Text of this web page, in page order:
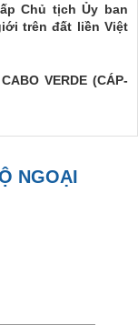
Chủ tịch Ủy ban
trên đất liền Việt
VERDE (CÁP-
NGOẠI